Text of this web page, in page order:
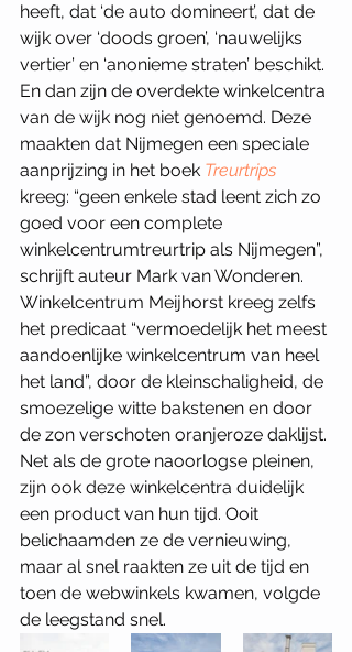
heeft, dat ‘de auto domineert’, dat de
wijk over ‘doods groen’, ‘nauwelijks
vertier’ en ‘anonieme straten’ beschikt.
En dan zijn de overdekte winkelcentra
van de wijk nog niet genoemd. Deze
maakten dat Nijmegen een speciale
aanprijzing in het boek Treurtrips
kreeg: “geen enkele stad leent zich zo
goed voor een complete
winkelcentrumtreurtrip als Nijmegen”,
schrijft auteur Mark van Wonderen.
Winkelcentrum Meijhorst kreeg zelfs
het predicaat “vermoedelijk het meest
aandoenlijke winkelcentrum van heel
het land”, door de kleinschaligheid, de
smoezelige witte bakstenen en door
de zon verschoten oranjeroze daklijst.
Net als de grote naoorlogse pleinen,
zijn ook deze winkelcentra duidelijk
een product van hun tijd. Ooit
belichaamden ze de vernieuwing,
maar al snel raakten ze uit de tijd en
toen de webwinkels kwamen, volgde
de leegstand snel.